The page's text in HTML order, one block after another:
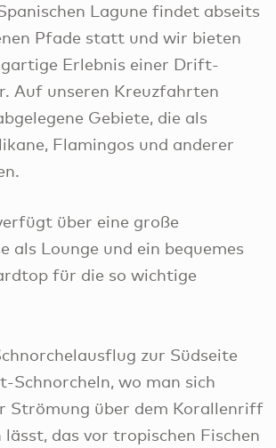
Lagune findet abseits
Pfade statt und wir bieten
Erlebnis einer Drift-
Auf unseren Kreuzfahrten
Gebiete, die als
Flamingos und anderer
über eine große
als Lounge und ein bequemes
für die so wichtige
zur Südseite
Schnorcheln, wo man sich
Strömung über dem Korallenriff
das vor tropischen Fischen